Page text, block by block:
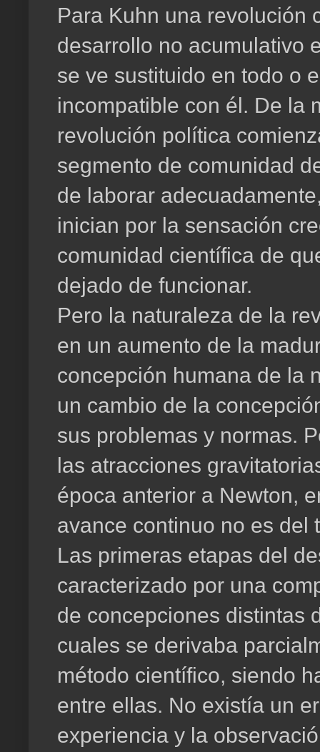
Para Kuhn una revolución
desarrollo no acumulativo
se ve sustituido en todo o
incompatible con él. De la
revolución política
segmento de comunidad
de laborar
inician por la sensación
comunidad científica de
dejado de funcionar.
Pero la naturaleza de la
en un aumento de la
concepción humana de la
un cambio de la
sus problemas y normas.
las atracciones
época anterior a Newton,
avance continuo no es del
Las primeras etapas del
caracterizado por una
de concepciones distintas
cuales se derivaba
método científico, siendo
entre ellas. No existía un
experiencia y la